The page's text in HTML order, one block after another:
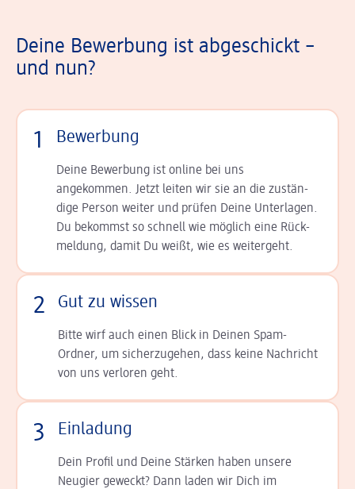
Deine Bewerbung ist abgeschickt –
und nun?
1 Bewerbung
Deine Bewerbung ist online bei uns
angekommen. Jetzt leiten wir sie an die zu­stän­
dige Person weiter und prüfen Deine Unterlagen.
Du bekommst so schnell wie möglich eine Rück­
meldung, damit Du weißt, wie es weitergeht.
2 Gut zu wissen
Bitte wirf auch einen Blick in Deinen Spam-
Ordner, um sicherzugehen, dass keine Nachricht
von uns verloren geht.
3 Einladung
Dein Profil und Deine Stär­ken haben unsere
Neugier geweckt? Dann laden wir Dich im